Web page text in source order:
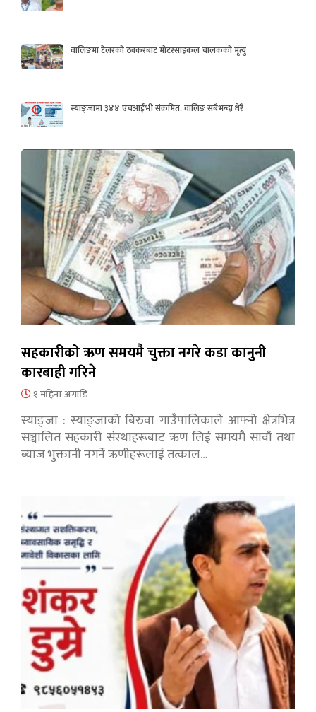
वालिङमा टेलरको ठक्करबाट मोटरसाइकल चालकको मृत्यु
स्याङ्जामा ३४४ एचआईभी संक्रमित, वालिङ सबैभन्दा धेरै
सहकारीको ऋण समयमै चुक्ता नगरे कडा कानुनी
कारबाही गरिने
१ महिना अगाडि
स्याङ्जा : स्याङ्जाको बिरुवा गाउँपालिकाले आफ्नो क्षेत्रभित्र
सञ्चालित सहकारी संस्थाहरूबाट ऋण लिई समयमै सावाँ तथा
ब्याज भुक्तानी नगर्ने ऋणीहरूलाई तत्काल…